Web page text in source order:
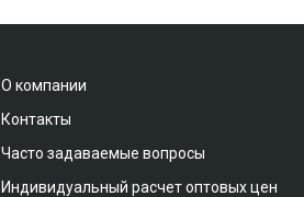
О компании
Контакты
Часто задаваемые вопросы
Индивидуальный расчет оптовых цен